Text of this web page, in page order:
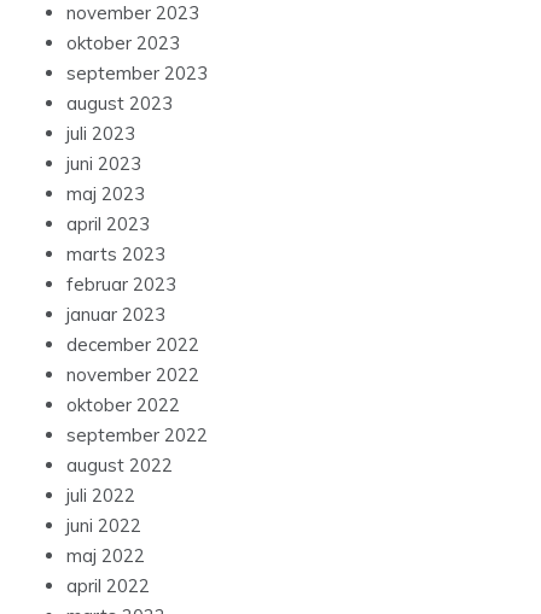
november 2023
oktober 2023
september 2023
august 2023
juli 2023
juni 2023
maj 2023
april 2023
marts 2023
februar 2023
januar 2023
december 2022
november 2022
oktober 2022
september 2022
august 2022
juli 2022
juni 2022
maj 2022
april 2022